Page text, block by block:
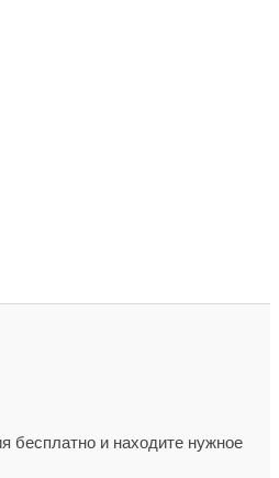
бесплатно и находите нужное